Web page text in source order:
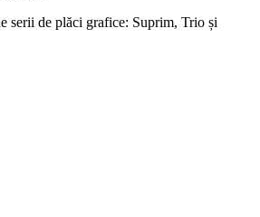
serii de plăci grafice: Suprim, Trio și